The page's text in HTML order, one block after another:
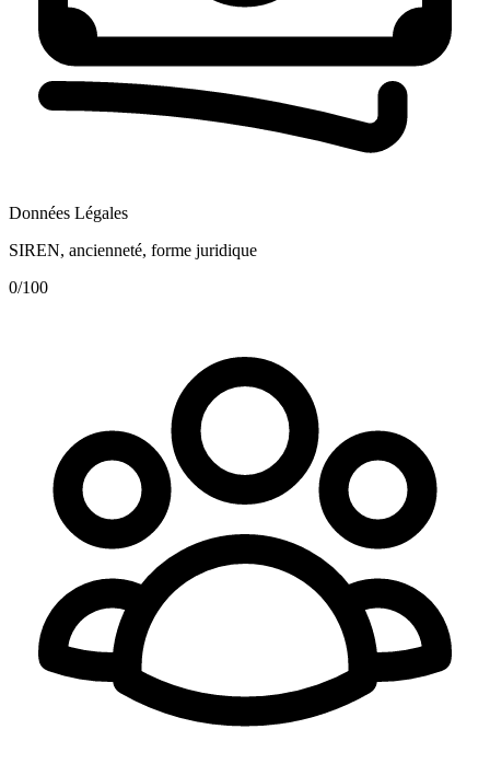
Données Légales
SIREN, ancienneté, forme juridique
0/100